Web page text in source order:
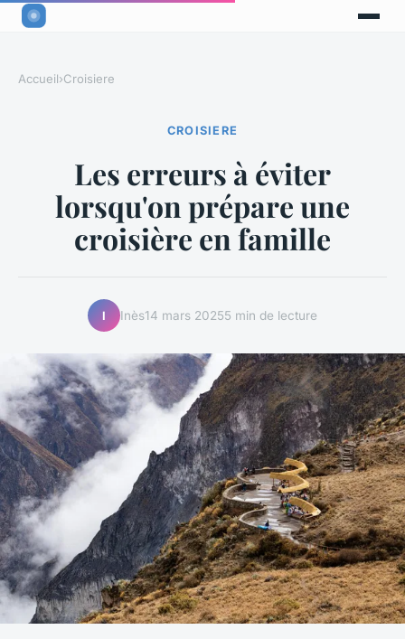
Accueil›Croisiere
CROISIERE
Les erreurs à éviter
lorsqu'on prépare une
croisière en famille
I Inès14 mars 20255 min de lecture